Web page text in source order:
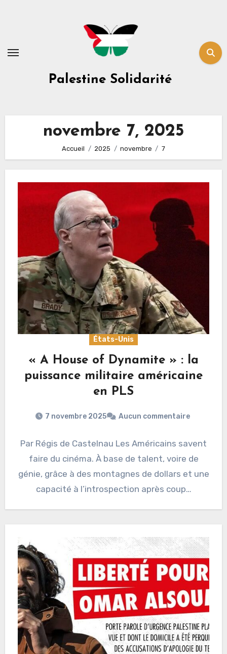
Palestine Solidarité
novembre 7, 2025
Accueil 2025 novembre 7
États-Unis
« A House of Dynamite » : la
puissance militaire américaine
en PLS
7 novembre 2025 Aucun commentaire
Par Régis de Castelnau Les Américains savent
faire du cinéma. À base de talent, voire de
génie, grâce à des montagnes de dollars et une
capacité à l’introspection après coup…